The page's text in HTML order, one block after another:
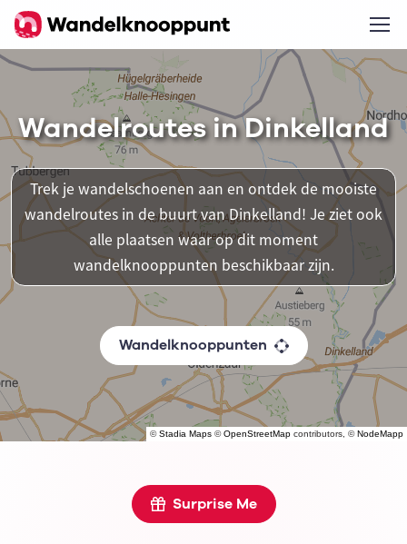
©Stadia Maps ©OpenStreetMap contributors, ©NodeMapp
Wandelroutes in Dinkelland
Trek je wandelschoenen aan en ontdek de mooiste
wandelroutes in de buurt van Dinkelland! Je ziet ook
alle plaatsen waar op dit moment
wandelknooppunten beschikbaar zijn.
Wandelknooppunten
Surprise Me